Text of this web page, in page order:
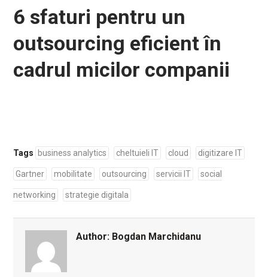
6 sfaturi pentru un
outsourcing eficient în
cadrul micilor companii
Tags business analytics cheltuieli IT cloud digitizare IT
Gartner mobilitate outsourcing servicii IT social
networking strategie digitala
Author: Bogdan Marchidanu